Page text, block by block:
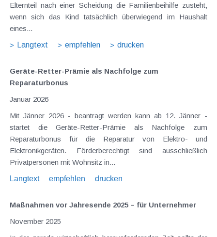
Elternteil nach einer Scheidung die Familienbeihilfe zusteht,
wenn sich das Kind tatsächlich überwiegend im Haushalt
eines...
Langtext
empfehlen drucken
Geräte-Retter-Prämie als Nachfolge zum
Reparaturbonus
Januar 2026
Mit Jänner 2026 - beantragt werden kann ab 12. Jänner -
startet die Geräte-Retter-Prämie als Nachfolge zum
Reparaturbonus für die Reparatur von Elektro- und
Elektronikgeräten. Förderberechtigt sind ausschließlich
Privatpersonen mit Wohnsitz in...
Langtext
empfehlen drucken
Maßnahmen vor Jahresende 2025 – für Unternehmer
November 2025